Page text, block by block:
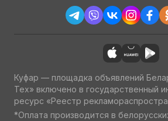
Куфар — площадка объявлений
Тех» включено в государственный
ресурс «Реестр
*Оплата производится в